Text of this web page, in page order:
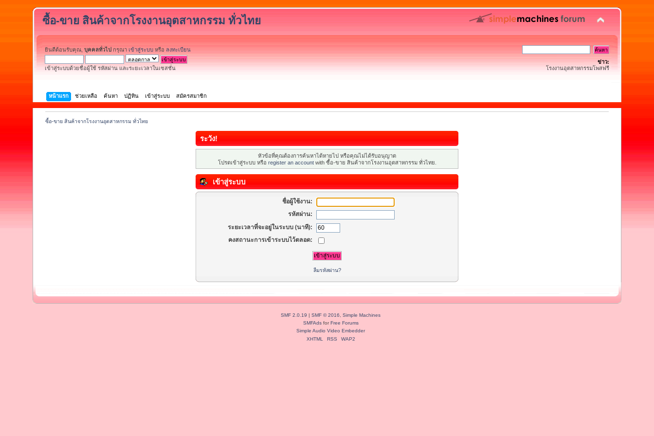
ซื้อ-ขาย สินค้าจากโรงงานอุตสาหกรรม ทั่วไทย
ยินดีต้อนรับคุณ,บุคคลทั่วไป กรุณา เข้าสู่ระบบ หรือ ลงทะเบียน
เข้าสู่ระบบด้วยชื่อผู้ใช้ รหัสผ่าน และระยะเวลาในเซสชั่น
ข่าว:
โรงงานอุตสาหกรรมโพสฟรี
หน้าแรก ช่วยเหลือ ค้นหา ปฏิทิน เข้าสู่ระบบ สมัครสมาชิก
ซื้อ-ขาย สินค้าจากโรงงานอุตสาหกรรม ทั่วไทย
ระวัง!
หัวข้อที่คุณต้องการค้นหาได้หายไป หรือคุณไม่ได้รับอนุญาต
โปรดเข้าสู่ระบบ หรือ register an accountwith ซื้อ-ขาย สินค้าจากโรงงานอุตสาหกรรม ทั่วไทย.
เข้าสู่ระบบ
ชื่อผู้ใช้งาน:
รหัสผ่าน:
ระยะเวลาที่จะอยู่ในระบบ (นาที):
คงสถานะการเข้าระบบไว้ตลอด:
ลืมรหัสผ่าน?
SMF 2.0.19 | SMF © 2016, Simple Machines
SMFAdsforFree Forums
Simple Audio Video Embedder
XHTML
RSS WAP2